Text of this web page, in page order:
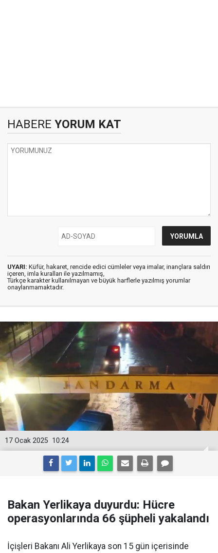
HABERE YORUM KAT
UYARI: Küfür, hakaret, rencide edici cümleler veya imalar, inançlara saldırı
içeren, imla kuralları ile yazılmamış,
Türkçe karakter kullanılmayan ve büyük harflerle yazılmış yorumlar
onaylanmamaktadır.
10:24
17 Ocak 2025
Bakan Yerlikaya duyurdu: Hücre
operasyonlarında 66 şüpheli yakalandı
İçişleri Bakanı Ali Yerlikaya son 15 gün içerisinde